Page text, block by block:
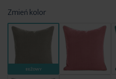
Zmień kolor
BEŻOWY